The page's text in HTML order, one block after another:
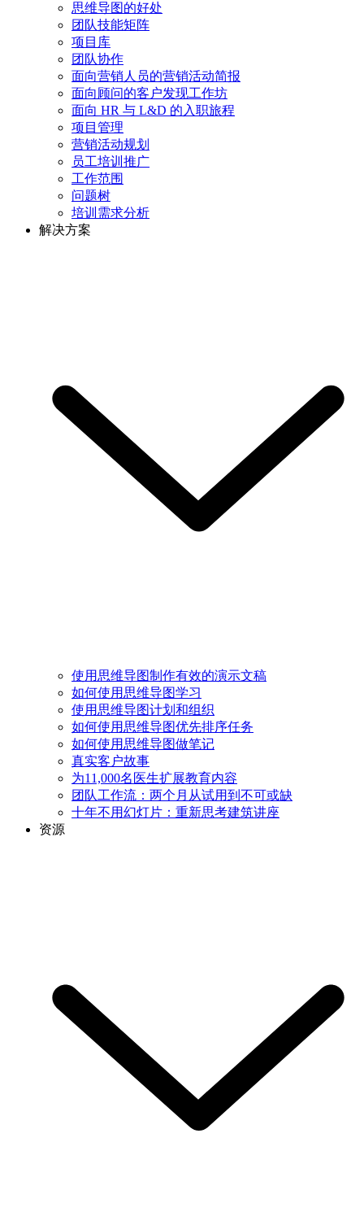
思维导图的好处
团队技能矩阵
项目库
团队协作
面向营销人员的营销活动简报
面向顾问的客户发现工作坊
面向 HR 与 L&D 的入职旅程
项目管理
营销活动规划
员工培训推广
工作范围
问题树
培训需求分析
解决方案
使用思维导图制作有效的演示文稿
如何使用思维导图学习
使用思维导图计划和组织
如何使用思维导图优先排序任务
如何使用思维导图做笔记
真实客户故事
为11,000名医生扩展教育内容
团队工作流：两个月从试用到不可或缺
十年不用幻灯片：重新思考建筑讲座
资源